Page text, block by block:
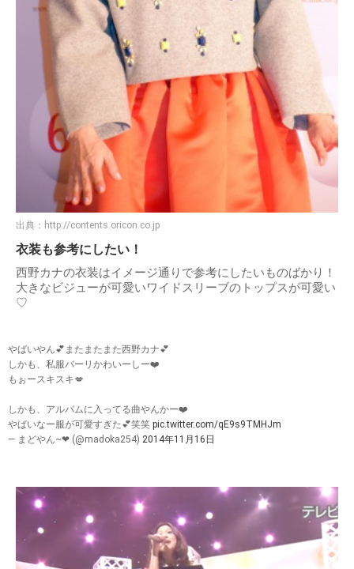
出典： http://contents.oricon.co.jp
衣装も参考にしたい！
西野カナの衣装はイメージ通りで参考にしたいものばかり！
大きなビジューが可愛いワイドスリーブのトップスが可愛い
♡
やばいやん💕またまたまた西野カナ💕
しかも、私服バーリかわいーしー❤️
もぉースキスキ💋
しかも、アルバムに入ってる曲やんかー❤️
やばいなー服が可愛すぎた💕笑笑 pic.twitter.com/qE9s9TMHJm
— まどやん~❤︎ (@madoka254) 2014年11月16日